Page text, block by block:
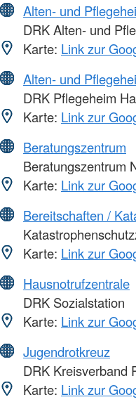
Alten- und
DRK Alten- und
Karte: Link zur
Alten- und
DRK Pflegeheim
Karte: Link zur
Beratungszentrum
Beratungszentrum
Karte: Link zur
Bereitschaften /
Karte: Link zur
Hausnotrufzentrale
DRK Sozialstation
Karte: Link zur
Jugendrotkreuz
DRK Kreisverband
Karte: Link zur